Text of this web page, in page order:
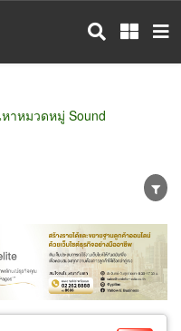
าหมวดหมู่ Sound
ตัวแทนจัดจำหน่าย